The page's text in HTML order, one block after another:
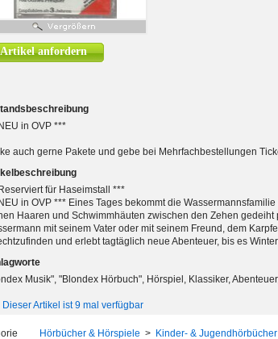
Artikel anfordern
in OVP ***
auch gerne Pakete und gebe bei Mehrfachbestellungen
für Haseimstall ***
in OVP *** Eines Tages bekommt die
Haaren und Schwimmhäuten zwischen den Zehen
mit seinem Vater oder mit seinem Freund, dem
und erlebt tagtäglich neue Abenteuer, bis es
Musik", "Blondex Hörbuch", Hörspiel, Klassiker,
Dieser Artikel ist 9 mal verfügbar
Hörbücher & Hörspiele > Kinder- & Jugendhörbücher